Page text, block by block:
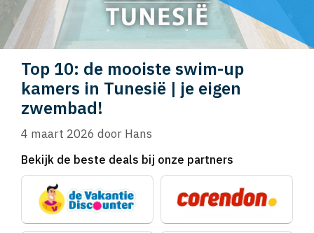
Top 10: de mooiste swim-up
kamers in Tunesië | je eigen
zwembad!
4 maart 2026 door Hans
Bekijk de beste deals bij onze partners